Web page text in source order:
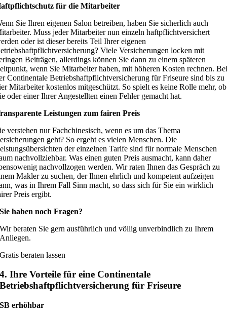
für die Mitarbeiter
Sie Ihren eigenen Salon betreiben, haben Sie sicherlich auch
Muss jeder Mitarbeiter nun einzeln haftpflichtversichert
oder ist dieser bereits Teil Ihrer eigenen
Viele Versicherungen locken mit
Beiträgen, allerdings können Sie dann zu einem späteren
wenn Sie Mitarbeiter haben, mit höheren Kosten rechnen.
Continentale Betriebshaftpflichtversicherung für Friseure sind bis zu
Mitarbeiter kostenlos mitgeschützt. So spielt es keine Rolle mehr, ob
oder einer Ihrer Angestellten einen Fehler gemacht hat.
Leistungen zum fairen Preis
verstehen nur Fachchinesisch, wenn es um das Thema
geht? So ergeht es vielen Menschen. Die
der einzelnen Tarife sind für normale Menschen
nachvollziehbar. Was einen guten Preis ausmacht, kann daher
nachvollzogen werden. Wir raten Ihnen das Gespräch zu
Makler zu suchen, der Ihnen ehrlich und kompetent aufzeigen
was in Ihrem Fall Sinn macht, so dass sich für Sie ein wirklich
Preis ergibt.
Sie haben noch Fragen?
Wir beraten Sie gern ausführlich und völlig unverbindlich zu Ihrem
Anliegen.
Gratis beraten lassen
4. Ihre Vorteile für eine Continentale
Betriebshaftpflichtversicherung für Friseure
SB erhöhbar